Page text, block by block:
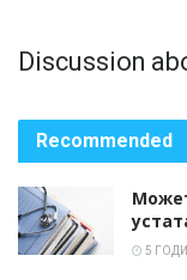
Discussion
Recommended
5